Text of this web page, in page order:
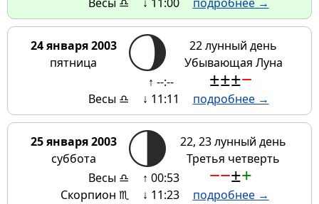
24 января 2003
пятница
22 лунный день
Убывающая Луна
Весы ♎
↑ --:--
↓ 11:11
±±±−
подробнее →
25 января 2003
суббота
22, 23 лунный день
Третья четверть
Весы ♎
Скорпион ♏
↑ 00:53
↓ 11:23
−−±+
подробнее →